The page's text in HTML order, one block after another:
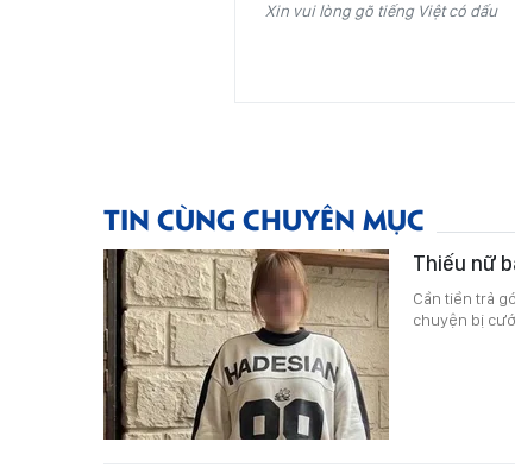
Xin vui lòng gõ tiếng Việt có dấu
TIN CÙNG CHUYÊN MỤC
Thiếu nữ
Cần tiền trả
chuyện bị